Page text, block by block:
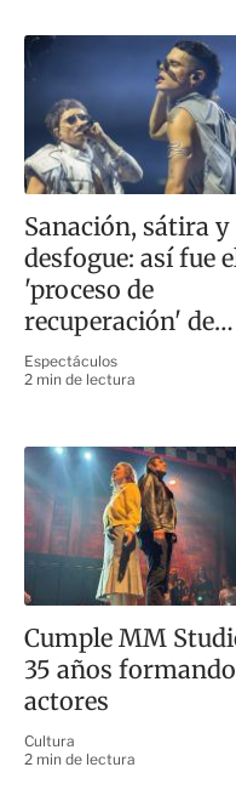
Sanación, sátira y
desfogue: así fue
'proceso de
recuperación' de
Ca7riel y Paco
Amoroso en CDMX
Espectáculos
2 min de lectura
Cumple MM
35 años formando
actores
Cultura
2 min de lectura